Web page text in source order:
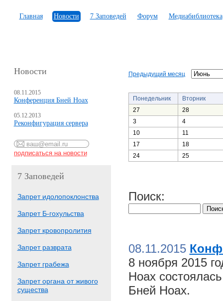
Главная Новости 7 Заповедей Форум Медиабиблиотека
Новости
08.11.2015
Конференция Бней Ноах
05.12.2013
Реконфигурация сервера
7 Заповедей
Запрет идолопоклонства
Запрет Б-гохульства
Запрет кровопролития
Запрет разврата
Запрет грабежа
Запрет органа от живого
существа
Предыдущий месяц
Понедельник
Вторник
27
28
3
4
10
11
17
18
24
25
Поиск:
08.11.2015
8 ноября 2015
Ноах
Бней Ноах.